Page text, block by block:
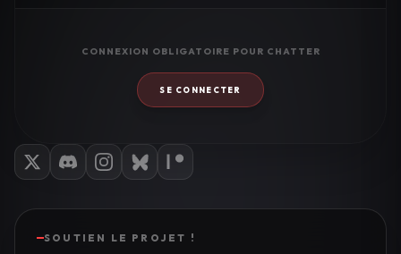
CONNEXION OBLIGATOIRE POUR CHATTER
SE CONNECTER
SOUTIEN LE PROJET !